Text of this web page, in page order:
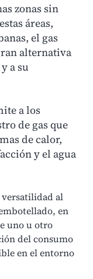
zonas sin
áreas,
el gas
alternativa
a su
a los
de gas que
de calor,
y el agua
versatilidad al
en
uno u otro
del consumo
en el entorno